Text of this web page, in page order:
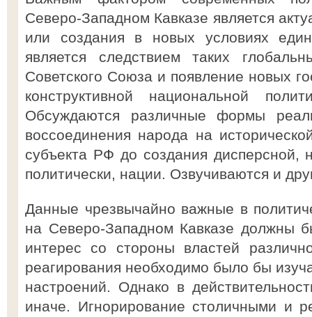
Северо-Западном Кавказе является
или создания в новых условиях
является следствием таких
Советского Союза и появление новых
конструктивной национальной
Обсуждаются различные формы
воссоединения народа на
субъекта РФ до создания дисперсной,
политически, нации. Озвучиваются и
Данные чрезвычайно важные в
на Северо-Западном Кавказе должны
интерес со стороны властей
реагирования необходимо было бы
настроений. Однако в
иначе. Игнорирование столичными и